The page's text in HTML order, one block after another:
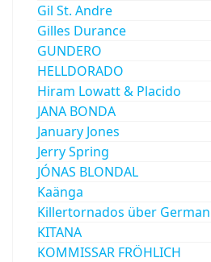
Gil St. Andre
Gilles Durance
GUNDERO
HELLDORADO
Hiram Lowatt & Placido
JANA BONDA
January Jones
Jerry Spring
JÓNAS BLONDAL
Kaänga
Killertornados über
KITANA
KOMMISSAR FRÖHLICH